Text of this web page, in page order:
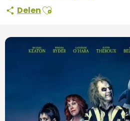
DelenAjouter aux favoris